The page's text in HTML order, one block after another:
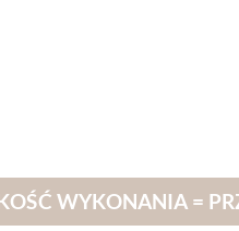
WYKONANIA =